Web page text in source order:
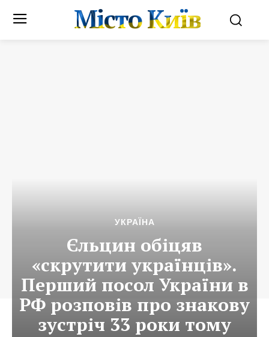
Місто Київ
УКРАЇНА
Єльцин обіцяв
«скрутити українців».
Перший посол України в
РФ розповів про знакову
зустріч 33 роки тому